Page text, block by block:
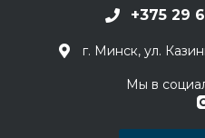
+375 29
г. Минск, ул.
Мы в